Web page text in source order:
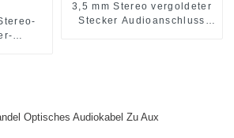
3,5 mm Stereo vergoldeter
Stecker Audioanschluss